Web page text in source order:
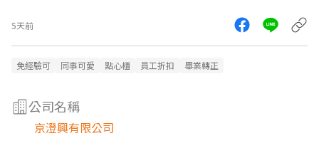
5天前
免經驗可 同事可愛 點心櫃 員工折扣 畢業轉正
公司名稱
京澄興有限公司